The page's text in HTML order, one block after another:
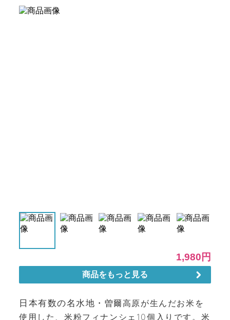
日本有数の名水地・ 曽爾高原が生んだお米を
使用した、米粉フィナンシェ10個入りです。米